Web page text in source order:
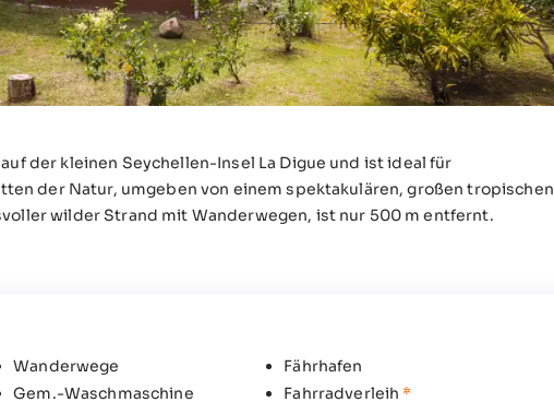
der kleinen Seychellen-Insel La Digue und ist ideal für
der Natur, umgeben von einem spektakulären, großen tropischen
wilder Strand mit Wanderwegen, ist nur 500 m entfernt.
Wanderwege
Fährhafen
Gem.-Waschmaschine Fahrradverleih*